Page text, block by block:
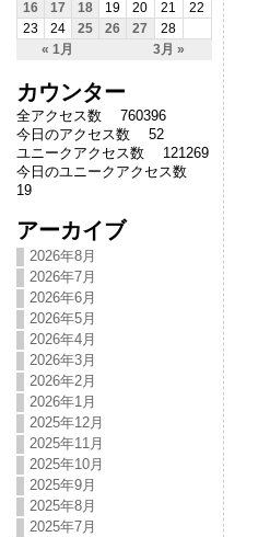
« 1月 3月 »
16
17 18 19 20 21
22
23
24 25 26 27 28
カウンター
全アクセス数 760396
今日のアクセス数 52
ユニークアクセス数 121269
今日のユニークアクセス数
19
アーカイブ
2026年8月
2026年7月
2026年6月
2026年5月
2026年4月
2026年3月
2026年2月
2026年1月
2025年12月
2025年11月
2025年10月
2025年9月
2025年8月
2025年7月